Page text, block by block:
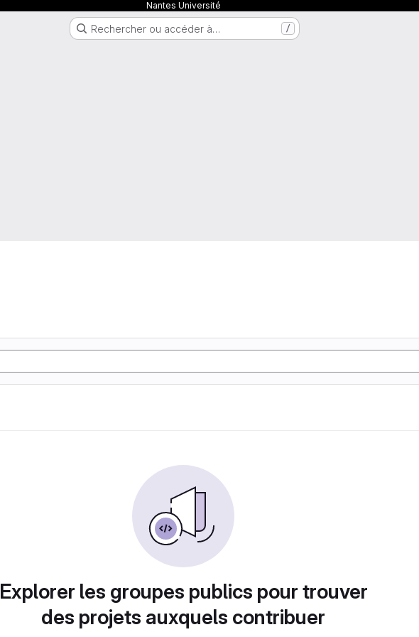
Nantes Université
Rechercher ou accéder à… /
Explorer les groupes publics pour trouver
des projets auxquels contribuer